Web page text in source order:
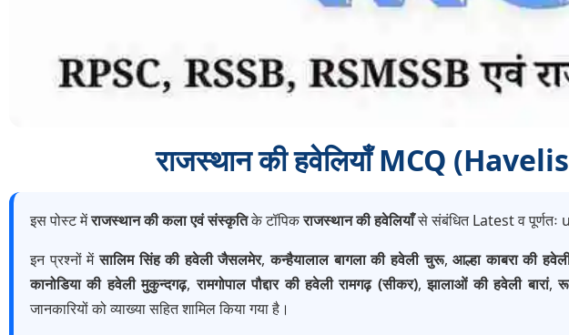
राजस्थान की हवेलियाँ MCQ
इस पोस्ट मेंराजस्थान की कला एवं संस्कृतिके टॉपिकराजस्थान की हवेलियाँसे संबंधित Latest व पूर्णतः
इन प्रश्नों मेंसालिम सिंह की हवेली जैसलमेर,कन्हैयालाल बागला की हवेली चुरू,आल्हा काबरा की
कानोडिया की हवेली मुकुन्दगढ़,रामगोपाल पौद्दार की हवेली रामगढ़ (सीकर),झालाओं की हवेली बारां,
जानकारियों को व्याख्या सहित शामिल किया गया है।